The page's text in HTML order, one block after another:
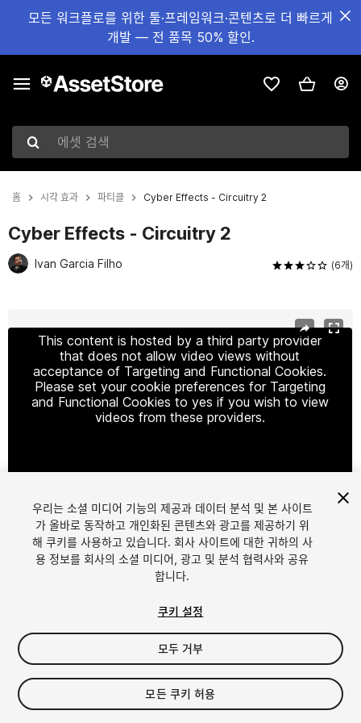
모든 워크플로를 위한 툴·프레임워크·콘텐츠로 더 빠르게
개발 — 전 품목 50% 할인.
에셋 검색
홈 시각 효과 파티클 Cyber Effects - Circuitry 2
Cyber Effects - Circuitry 2
Ivan Garcia Filho (6개)
This content is hosted by a third party provider
that does not allow video views without
acceptance of Targeting and Functional Cookies.
Please set your cookie preferences for Targeting
and Functional Cookies to yes if you wish to view
videos from these providers.
1/32
$14.99
세금/부가세는 결제 시 반영됩니다.
우리는 소셜 미디어 기능의 제공과 데이터 분석 및 본 사이트
가 올바로 동작하고 개인화된 콘텐츠와 광고를 제공하기 위
해 쿠키를 사용하고 있습니다. 회사 사이트에 대한 귀하의 사
용 정보를 회사의 소셜 미디어, 광고 및 분석 협력사와 공유
합니다.
쿠키 설정
모두 거부
모든 쿠키 허용